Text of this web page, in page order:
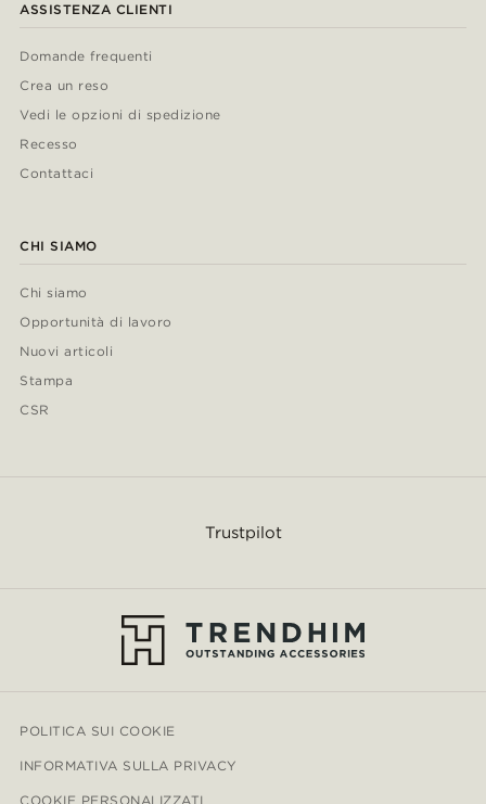
ASSISTENZA CLIENTI
Domande frequenti
Crea un reso
Vedi le opzioni di spedizione
Recesso
Contattaci
CHI SIAMO
Chi siamo
Opportunità di lavoro
Nuovi articoli
Stampa
CSR
Trustpilot
POLITICA SUI COOKIE
INFORMATIVA SULLA PRIVACY
COOKIE PERSONALIZZATI